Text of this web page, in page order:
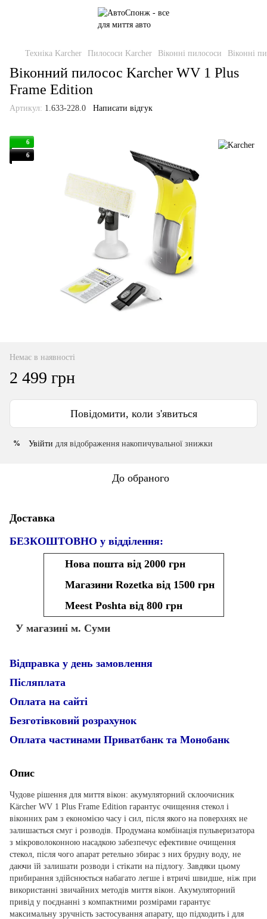
Техніка Karcher Пилососи Karcher Віконні пилососи Віконні
Віконний пилосос Karcher WV 1 Plus
Frame Edition
Артикул: 1.633-228.0 Написати відгук
6
6
Немає в наявності
2 499 грн
Повідомити, коли з'явиться
% Увійти для відображення накопичувальної знижки
До обраного
Доставка
БЕЗКОШТОВНО у відділення:
Нова пошта від 2000 грн
Магазини Rozetka від 1500 грн
Meest Poshta від 800 грн
У магазині м. Суми
Відправка у день замовлення
Післяплата
Оплата на сайті
Безготівковий розрахунок
Оплата частинами Приватбанк та Монобанк
Опис
Чудове рішення для миття вікон: акумуляторний склоочисник
Kärcher WV 1 Plus Frame Edition гарантує очищення стекол і
віконних рам з економією часу і сил, після якого на поверхнях не
залишається смуг і розводів. Продумана комбінація пульверизатора
з мікроволоконною насадкою забезпечує ефективне очищення
стекол, після чого апарат ретельно збирає з них брудну воду, не
даючи їй залишати розводи і стікати на підлогу. Завдяки цьому
прибирання здійснюється набагато легше і втричі швидше, ніж при
використанні звичайних методів миття вікон. Акумуляторний
привід у поєднанні з компактними розмірами гарантує
максимальну зручність застосування апарату, що підходить і для